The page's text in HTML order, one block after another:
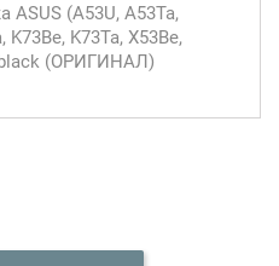
ASUS (A53U, A53Ta,
K73Be, K73Ta, X53Be,
black (ОРИГИНАЛ)